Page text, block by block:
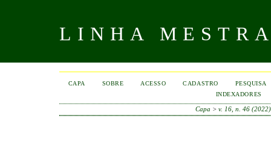
LINHA
CAPA SOBRE ACESSO CADASTRO
PESQUISA
INDEXADORES
Capa >v. 16, n. 46 (2022)